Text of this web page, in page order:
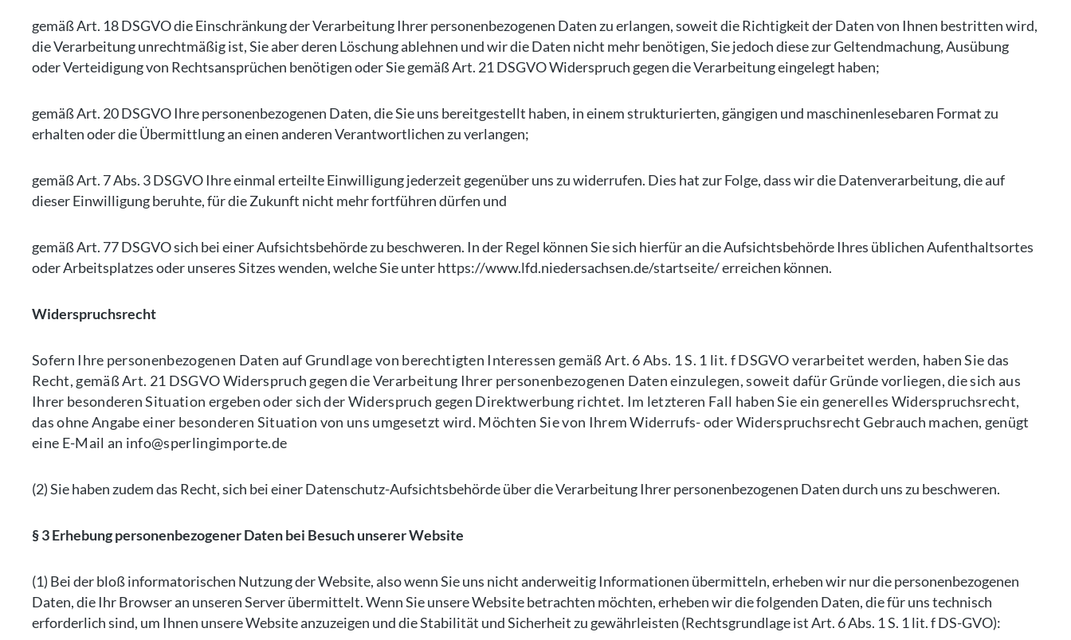
gemäß Art. 18 DSGVO die Einschränkung der Verarbeitung Ihrer personenbezogenen Daten zu erlangen, soweit die Richtigkeit der Daten von Ihnen bestritten wird,
die Verarbeitung unrechtmäßig ist, Sie aber deren Löschung ablehnen und wir die Daten nicht mehr benötigen, Sie jedoch diese zur Geltendmachung, Ausübung
oder Verteidigung von Rechtsansprüchen benötigen oder Sie gemäß Art. 21 DSGVO Widerspruch gegen die Verarbeitung eingelegt haben;
gemäß Art. 20 DSGVO Ihre personenbezogenen Daten, die Sie uns bereitgestellt haben, in einem strukturierten, gängigen und maschinenlesebaren Format zu
erhalten oder die Übermittlung an einen anderen Verantwortlichen zu verlangen;
gemäß Art. 7 Abs. 3 DSGVO Ihre einmal erteilte Einwilligung jederzeit gegenüber uns zu widerrufen. Dies hat zur Folge, dass wir die Datenverarbeitung, die auf
dieser Einwilligung beruhte, für die Zukunft nicht mehr fortführen dürfen und
gemäß Art. 77 DSGVO sich bei einer Aufsichtsbehörde zu beschweren. In der Regel können Sie sich hierfür an die Aufsichtsbehörde Ihres üblichen Aufenthaltsortes
oder Arbeitsplatzes oder unseres Sitzes wenden, welche Sie unter https://www.lfd.niedersachsen.de/startseite/ erreichen können.
Widerspruchsrecht
Sofern Ihre personenbezogenen Daten auf Grundlage von berechtigten Interessen gemäß Art. 6 Abs. 1 S. 1 lit. f DSGVO verarbeitet werden, haben Sie das
Recht, gemäß Art. 21 DSGVO Widerspruch gegen die Verarbeitung Ihrer personenbezogenen Daten einzulegen, soweit dafür Gründe vorliegen, die sich aus
Ihrer besonderen Situation ergeben oder sich der Widerspruch gegen Direktwerbung richtet. Im letzteren Fall haben Sie ein generelles Widerspruchsrecht,
das ohne Angabe einer besonderen Situation von uns umgesetzt wird. Möchten Sie von Ihrem Widerrufs- oder Widerspruchsrecht Gebrauch machen, genügt
eine E-Mail an info@sperlingimporte.de
(2) Sie haben zudem das Recht, sich bei einer Datenschutz-Aufsichtsbehörde über die Verarbeitung Ihrer personenbezogenen Daten durch uns zu beschweren.
§ 3 Erhebung personenbezogener Daten bei Besuch unserer Website
(1) Bei der bloß informatorischen Nutzung der Website, also wenn Sie uns nicht anderweitig Informationen übermitteln, erheben wir nur die personenbezogenen
Daten, die Ihr Browser an unseren Server übermittelt. Wenn Sie unsere Website betrachten möchten, erheben wir die folgenden Daten, die für uns technisch
erforderlich sind, um Ihnen unsere Website anzuzeigen und die Stabilität und Sicherheit zu gewährleisten (Rechtsgrundlage ist Art. 6 Abs. 1 S. 1 lit. f DS-GVO):